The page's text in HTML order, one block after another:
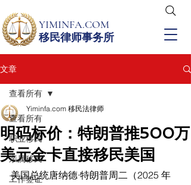
YIMINFA.COM
移民律师事务所
文章
查看所有
职业移民
亲属移民
工作签证
查看所有
明码标价：特朗普推500万
美元金卡直接移民美国
Yiminfa.com 移民法律师
美国总统唐纳德·特朗普周二（2025 年